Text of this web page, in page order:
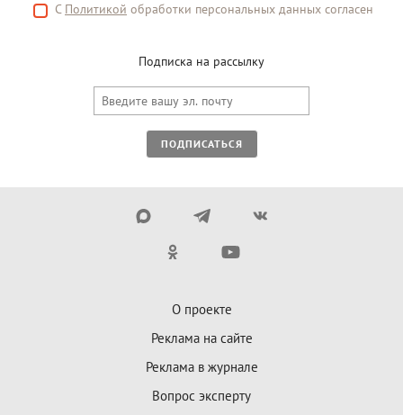
С Политикой обработки персональных данных согласен
Подписка на рассылку
ПОДПИСАТЬСЯ
О проекте
Реклама на сайте
Реклама в журнале
Вопрос эксперту